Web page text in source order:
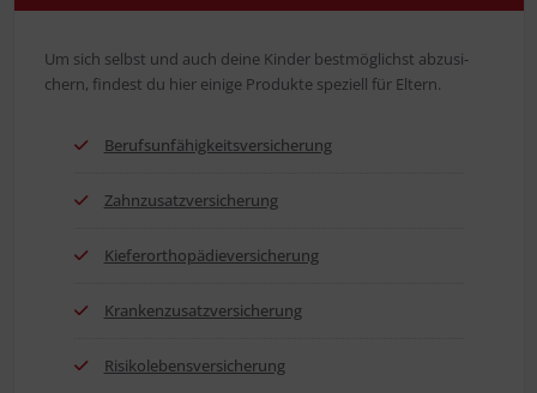
Um sich selbst und auch dei­ne Kin­der best­mög­lichst abzu­si­
chern, fin­dest du hier eini­ge Pro­duk­te spe­zi­ell für Eltern.
Berufs­un­fä­hig­keits­ver­si­che­rung
Zahn­zu­satz­ver­si­che­rung
Kie­fer­or­tho­pä­die­ver­si­che­rung
Kran­ken­zu­satz­ver­si­che­rung
Risi­ko­le­bens­ver­si­che­rung